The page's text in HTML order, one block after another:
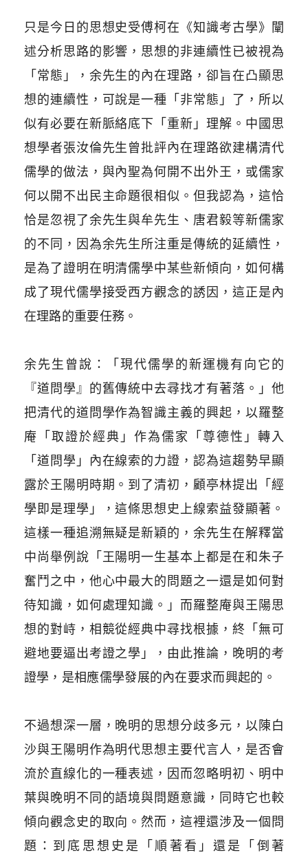
只是今日的思想史受傅柯在《知識考古學》闡
述分析思路的影響，思想的非連續性已被視為
「常態」，余先生的內在理路，卻旨在凸顯思
想的連續性，可說是一種「非常態」了，所以
似有必要在新脈絡底下「重新」理解。中國思
想學者張汝倫先生曾批評內在理路欲建構清代
儒學的做法，與內聖為何開不出外王，或儒家
何以開不出民主命題很相似。但我認為，這恰
恰是忽視了余先生與牟先生、唐君毅等新儒家
的不同，因為余先生所注重是傳統的延續性，
是為了證明在明清儒學中某些新傾向，如何構
成了現代儒學接受西方觀念的誘因，這正是內
在理路的重要任務。
余先生曾說：「現代儒學的新運機有向它的
『道問學』的舊傳統中去尋找才有著落。」他
把清代的道問學作為智識主義的興起，以羅整
庵「取證於經典」作為儒家「尊德性」轉入
「道問學」內在線索的力證，認為這趨勢早顯
露於王陽明時期。到了清初，顧亭林提出「經
學即是理學」，這條思想史上線索益發顯著。
這樣一種追溯無疑是新穎的，余先生在解釋當
中尚舉例說「王陽明一生基本上都是在和朱子
奮鬥之中，他心中最大的問題之一還是如何對
待知識，如何處理知識。」而羅整庵與王陽思
想的對峙，相競從經典中尋找根據，終「無可
避地要逼出考證之學」，由此推論，晚明的考
證學，是相應儒學發展的內在要求而興起的。
不過想深一層，晚明的思想分歧多元，以陳白
沙與王陽明作為明代思想主要代言人，是否會
流於直線化的一種表述，因而忽略明初、明中
葉與晚明不同的語境與問題意識，同時它也較
傾向觀念史的取向。然而，這裡還涉及一個問
題：到底思想史是「順著看」還是「倒著